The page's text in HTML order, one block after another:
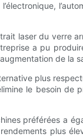
laser du verre
a pu
de la
plus
le besoin
préférées a
plus